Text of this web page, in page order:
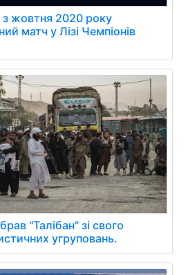
жовтня 2020 року
матч у Лізі Чемпіонів
"Талібан" зі свого
угруповань.